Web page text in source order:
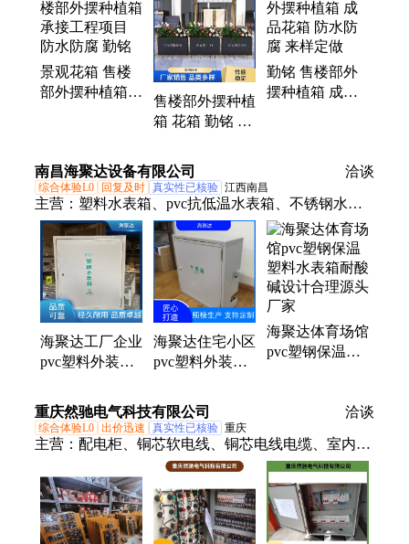
球、硅PU球场、花箱、垃圾桶果皮箱、公园椅、工
艺品雕塑、酒店垃圾桶、户外桌椅加伞、垃圾分类
亭、车库交通设施
景观花箱 售楼
部外摆种植箱
售楼部外摆种植
箱 花箱 勤铭 防
程项目
勤铭 售楼部外
摆种植箱 成品
南昌海聚达设备有限公司 洽谈
综合体验L0 回复及时 真实性已核验 江西南昌
主营： 塑料水表箱、pvc抗低温水表箱、不锈钢水表
箱
海聚达工厂企业
pvc塑料外装水
装方便交货及时
海聚达住宅小区
pvc塑料外装水
装方便货源稳定
海聚达体育场馆
pvc塑钢保温塑
重庆然驰电气科技有限公司 洽谈
综合体验L0 出价迅速 真实性已核验 重庆
主营： 配电柜、铜芯软电线、铜芯电线电缆、室内外
防水配电箱、纯铝芯电力电缆、高低压配电柜、消防
柜、电力电缆